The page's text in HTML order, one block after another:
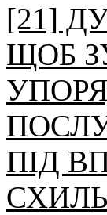
[21]
ЩОБ
ПІД